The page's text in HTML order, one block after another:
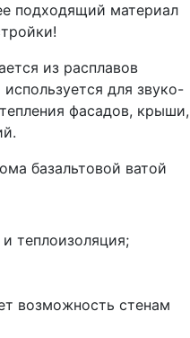
подходящий материал
из расплавов
для звуко-
фасадов, крыши,
теплоизоляция;
возможность стенам